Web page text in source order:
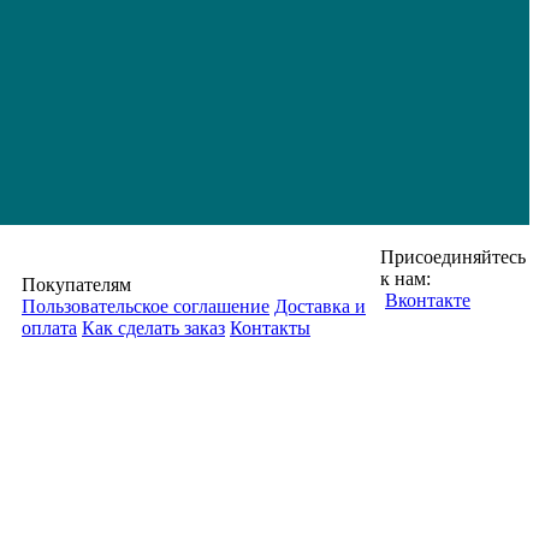
Покупателям
Пользовательское соглашение Доставка и
оплата Как сделать заказ Контакты
Присоединяйтесь
к нам:
Вконтакте